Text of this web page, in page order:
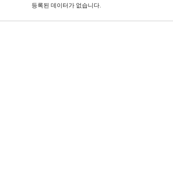
등록된 데이터가 없습니다.